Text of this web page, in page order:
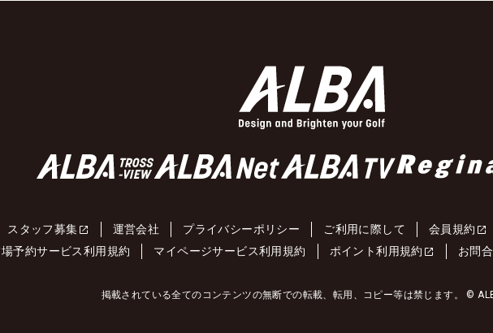
スタッフ募集 運営会社 プライバシーポリシー ご利用に際して 会員規約
場予約サービス利用規約
マイページサービス利用規約 ポイント利用規約 お問
掲載されている全てのコンテンツの無断での転載、転用、コピー等は禁じます。 ©